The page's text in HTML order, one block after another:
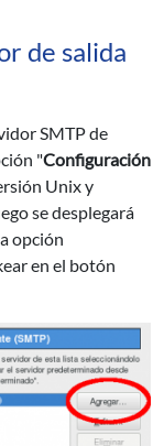
de salida
SMTP de
"Configuración
Unix y
se desplegará
opción
en el botón